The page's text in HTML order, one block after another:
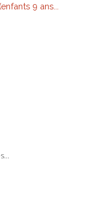
9 ans...